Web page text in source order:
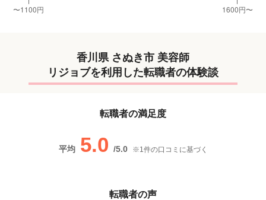
香川県 さぬき市 美容師
リジョブを利用した転職者の体験談
転職者の満足度
平均 5.0 /5.0 ※1 件の口コミに基づく
転職者の声